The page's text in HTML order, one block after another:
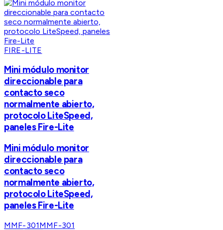
FIRE-LITE
Mini módulo monitor
direccionable para
contacto seco
normalmente abierto,
protocolo LiteSpeed,
paneles Fire-Lite
Mini módulo monitor
direccionable para
contacto seco
normalmente abierto,
protocolo LiteSpeed,
paneles Fire-Lite
MMF-301MMF-301